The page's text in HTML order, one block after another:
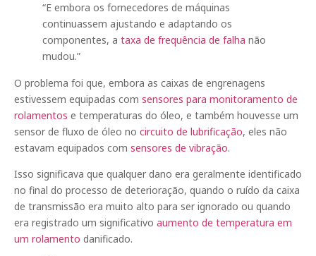
“E embora os fornecedores de máquinas
continuassem ajustando e adaptando os
componentes, a taxa de frequência de falha não
mudou.”
O problema foi que, embora as caixas de engrenagens
estivessem equipadas com sensores para monitoramento de
rolamentos e temperaturas do óleo, e também houvesse um
sensor de fluxo de óleo no circuito de lubrificação, eles não
estavam equipados com sensores de vibração.
Isso significava que qualquer dano era geralmente identificado
no final do processo de deterioração, quando o ruído da caixa
de transmissão era muito alto para ser ignorado ou quando
era registrado um significativo aumento de temperatura em
um rolamento danificado.